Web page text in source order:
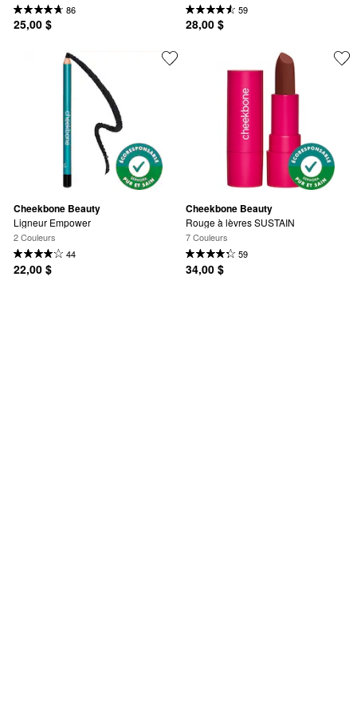
86
25,00 $
59
28,00 $
Cheekbone Beauty
Ligneur Empower
2 Couleurs
44
22,00 $
Cheekbone Beauty
Rouge à lèvres SUSTAIN
7 Couleurs
59
34,00 $